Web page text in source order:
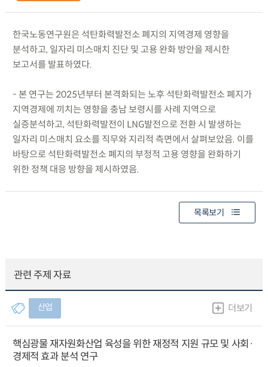
한국노동연구원은 석탄화력발전소 폐지의 지역경제 영향을
분석하고, 일자리 미스매치 진단 및 고용 완화 방안을 제시한
보고서를 발표하였다.
- 본 연구는 2025년부터 본격화되는 노후 석탄화력발전소 폐지가
지역경제에 끼치는 영향을 충남 보령시를 사례 지역으로
실증분석하고, 석탄화력발전이 LNG발전으로 전환 시 발생하는
일자리 미스매치 요소를 직무와 지리적 측면에서 살펴보았음. 이를
바탕으로 석탄화력발전소 폐지의 부정적 고용 영향을 완화하기
위한 정책 대응 방향을 제시하였음.
목록보기
관련 주제 자료
산업 더보기
핵심광물 재자원화산업 육성을 위한 재정적 지원 규모 및 사회·
경제적 효과 분석 연구